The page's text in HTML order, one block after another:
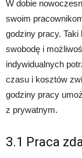
W dobie
swoim
godziny pracy.
swobodę i
indywidualnych
czasu i kosztów
godziny pracy
z prywatnym.
3.1 Praca